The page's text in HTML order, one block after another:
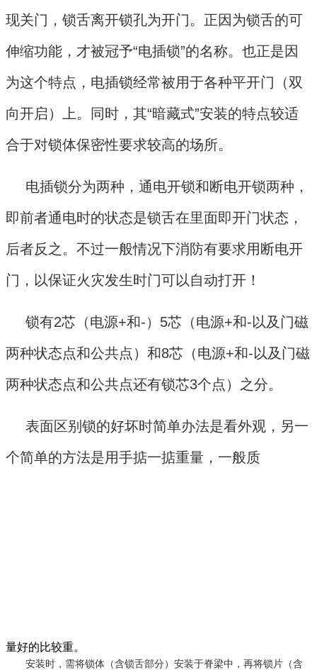
现关门，锁舌离开锁孔为开门。正因为锁舌的可
伸缩功能，才被冠予“电插锁”的名称。也正是因
为这个特点，电插锁经常被用于各种平开门（双
向开启）上。同时，其“暗藏式”安装的特点较适
合于对锁体保密性要求较高的场所。
电插锁分为两种，通电开锁和断电开锁两种，
即前者通电时的状态是锁舌在里面即开门状态，
后者反之。不过一般情况下消防有要求用断电开
门，以保证火灾发生时门可以自动打开！
锁有2芯（电源+和-）5芯（电源+和-以及门磁
两种状态点和公共点）和8芯（电源+和-以及门磁
两种状态点和公共点还有锁芯3个点）之分。
表面区别锁的好坏时简单办法是看外观，另一
个简单的方法是用手掂一掂重量，一般质
量好的比较重。
安装时，需将锁体（含锁舌部分）安装于脊梁中，再将锁片（含